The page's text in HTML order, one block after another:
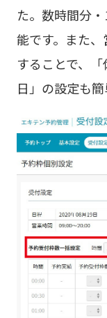
た。数時間分
能です。また
することで、
日」の設定も簡